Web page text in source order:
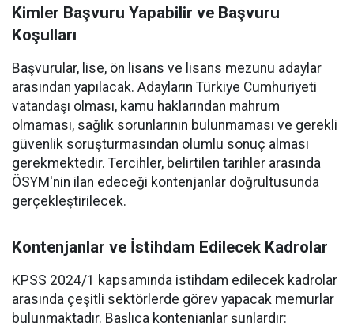
Kimler Başvuru Yapabilir ve Başvuru
Koşulları
Başvurular, lise, ön lisans ve lisans mezunu adaylar
arasından yapılacak. Adayların Türkiye Cumhuriyeti
vatandaşı olması, kamu haklarından mahrum
olmaması, sağlık sorunlarının bulunmaması ve gerekli
güvenlik soruşturmasından olumlu sonuç alması
gerekmektedir. Tercihler, belirtilen tarihler arasında
ÖSYM'nin ilan edeceği kontenjanlar doğrultusunda
gerçekleştirilecek.
Kontenjanlar ve İstihdam Edilecek Kadrolar
KPSS 2024/1 kapsamında istihdam edilecek kadrolar
arasında çeşitli sektörlerde görev yapacak memurlar
bulunmaktadır. Başlıca kontenjanlar şunlardır: